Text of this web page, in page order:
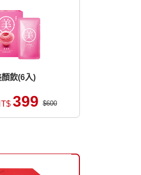
顏飲(6入)
399 $600